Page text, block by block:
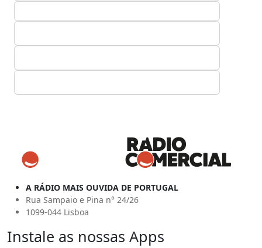
A RÁDIO MAIS OUVIDA DE PORTUGAL
Rua Sampaio e Pina n° 24/26
1099-044 Lisboa
Instale as nossas Apps